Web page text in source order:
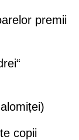
premii
copii